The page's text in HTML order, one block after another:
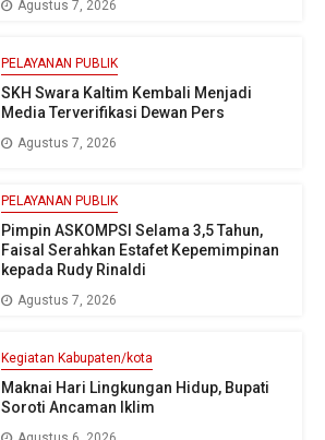
Agustus 7, 2026
PELAYANAN PUBLIK
SKH Swara Kaltim Kembali Menjadi
Media Terverifikasi Dewan Pers
Agustus 7, 2026
PELAYANAN PUBLIK
Pimpin ASKOMPSI Selama 3,5 Tahun,
Faisal Serahkan Estafet Kepemimpinan
kepada Rudy Rinaldi
Agustus 7, 2026
Kegiatan Kabupaten/kota
Maknai Hari Lingkungan Hidup, Bupati
Soroti Ancaman Iklim